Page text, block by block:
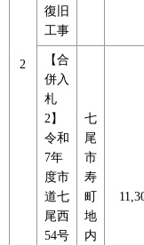
2
復旧
工事
【合
併入
札
2】
令和
7年
度市
道七
尾西
54号
七
尾
市
寿
町
地
内